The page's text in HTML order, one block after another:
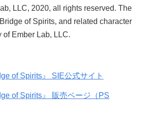
LLC, 2020, all rights reserved. The
of Spirits, and related character
of Ember Lab, LLC.
of Spirits』 SIE公式サイト
of Spirits』 販売ページ（PS